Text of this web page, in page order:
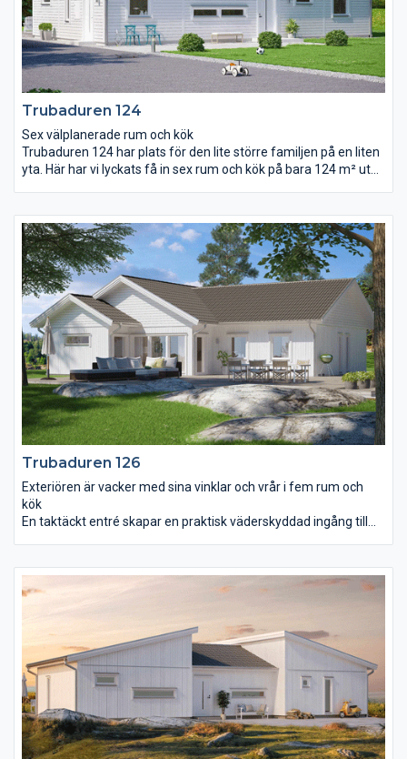
Trubaduren 124
Sex välplanerade rum och kök
Trubaduren 124 har plats för den lite större familjen på en liten
yta. Här har vi lyckats få in sex rum och kök på bara 124 m² utan
tillsammans rummet mycket ljus och rymd. I Trubaduren 124
har barnen en helt egen avdelning att rå om med eget allrum,
badrum och klädkammare. I andra änden av huset har
föräldrarna sitt stora sovrum med bra förvaringsmöjligheter
och tillhörande wc.
Trubaduren 126
Exteriören är vacker med sina vinklar och vrår i fem rum och
kök
En taktäckt entré skapar en praktisk väderskyddad ingång till
vardagsrummet. Strax intill ligger det rymliga köket med
matplats. Master bedroom är avskilt från barnens avdelning
som ligger i anslutning till det separata allrummet. Man blir
förvånad över att fem rum och kök samt bad, wc, klädvård,
teknikrum och separat klädkammare får plats på endast dryga
125 m² utan att det känns trångt. För så är det.